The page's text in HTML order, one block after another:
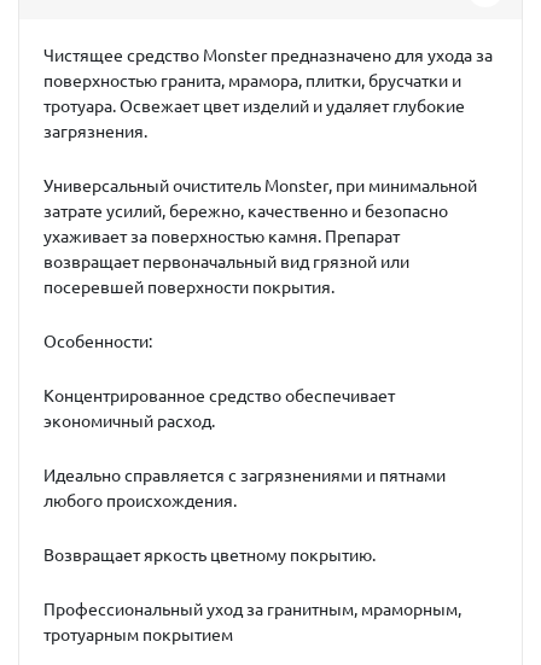
Чистящее средство Monsterпредназначено для ухода за
поверхностью гранита, мрамора, плитки, брусчатки и
тротуара. Освежает цвет изделий и удаляет глубокие
загрязнения.
Универсальный очиститель Monster, при минимальной
затрате усилий, бережно, качественно и безопасно
ухаживает за поверхностью камня. Препарат
возвращает первоначальный вид грязной или
посеревшей поверхности покрытия.
Особенности:
Концентрированное средство обеспечивает
экономичный расход.
Идеально справляется с загрязнениями и пятнами
любого происхождения.
Возвращает яркость цветному покрытию.
Профессиональный уход за гранитным, мраморным,
тротуарным покрытием